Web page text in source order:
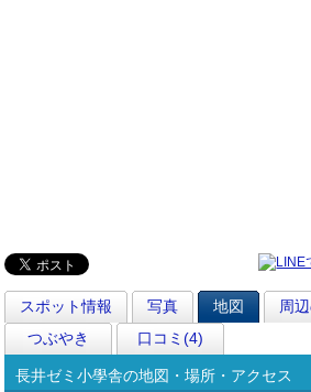
スポット情報 写真 地図
周
つぶやき
口コミ(4)
長井ゼミ小學舎の地図・場所・アクセス